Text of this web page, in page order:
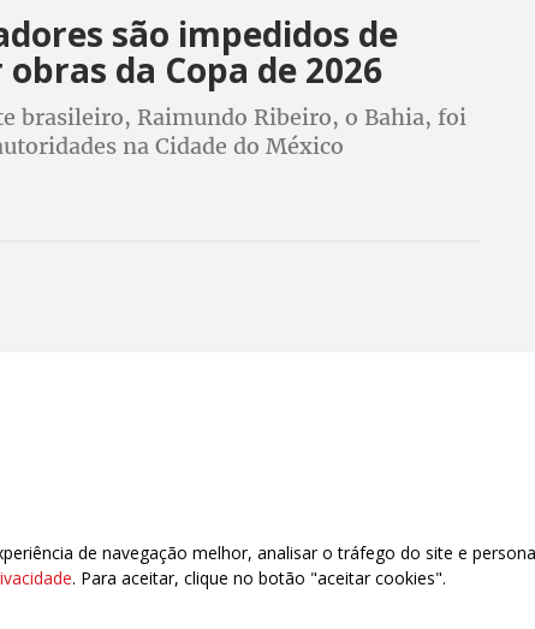
são impedidos de
da Copa de 2026
brasileiro, Raimundo Ribeiro, o Bahia, foi
na Cidade do México
de navegação melhor, analisar o tráfego do site e
. Para aceitar, clique no botão "aceitar cookies".